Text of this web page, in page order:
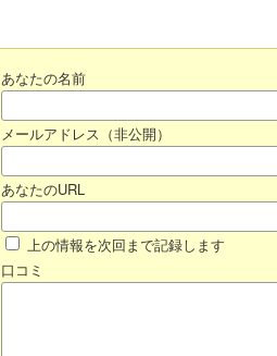
あなたの名前
メールアドレス（非公開）
あなたのURL
上の情報を次回まで記録します
口コミ